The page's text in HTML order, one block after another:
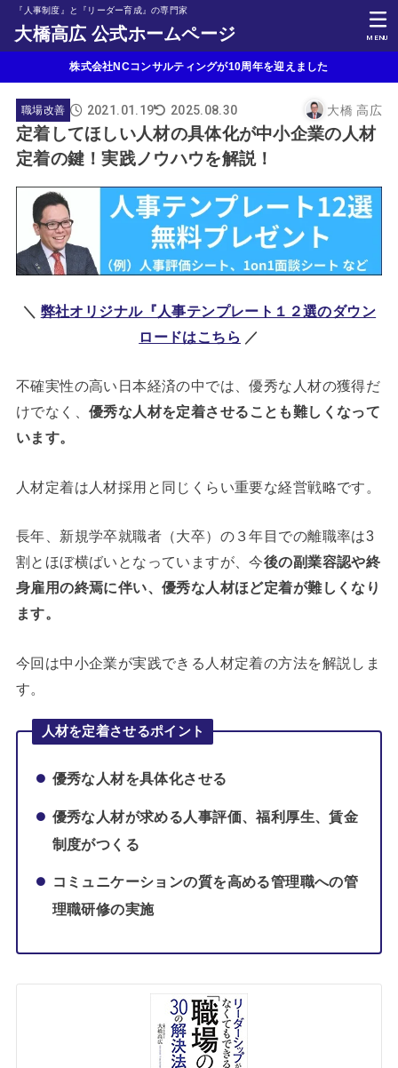
『人事制度』と『リーダー育成』の専門家
大橋高広 公式ホームページ MENU
株式会社NCコンサルティングが10周年を迎えました
職場改善 2021.01.19 2025.08.30 大橋 高広
定着してほしい人材の具体化が中小企業の人材
定着の鍵！実践ノウハウを解説！
＼ 弊社オリジナル『人事テンプレート１２選のダウン
ロードはこちら ／
不確実性の高い日本経済の中では、優秀な人材の獲得だ
けでなく、 優秀な人材を定着させることも難しくなって
います。
人材定着は人材採用と同じくらい重要な経営戦略です。
長年、新規学卒就職者（大卒）の３年目での離職率は3
割とほぼ横ばいとなっていますが、今後の副業容認や終
身雇用の終焉に伴い、優秀な人材ほど定着が難しくなり
ます。
今回は中小企業が実践できる人材定着の方法を解説しま
す。
人材を定着させるポイント
優秀な人材を具体化させる
優秀な人材が求める人事評価、福利厚生、賃金
制度がつくる
コミュニケーションの質を高める管理職への管
理職研修の実施